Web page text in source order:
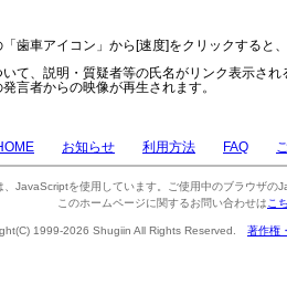
「歯車アイコン」から[速度]をクリックすると
いて、説明・質疑者等の氏名がリンク表示さ
言者からの映像が再生されます。
お知らせ 利用方法 FAQ
、JavaScriptを使用しています。ご使用中のブラウザの
このホームページに関するお問い合わせは こ
1999-2026 Shugiin All Rights Reserved. 著作権